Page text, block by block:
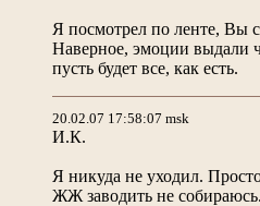
Я посмотрел по ленте, Вы
Наверное, эмоции выдали
пусть будет все, как есть.
20.02.07 17:58:07 msk
И.К.
Я никуда не уходил.
ЖЖ заводить не собираюсь.